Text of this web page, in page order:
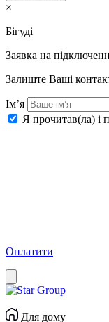
×
Бігуді
Заявка на
Залиште Ваші
Ім’я
Я прочитав(ла) і
Оплатити
Для дому